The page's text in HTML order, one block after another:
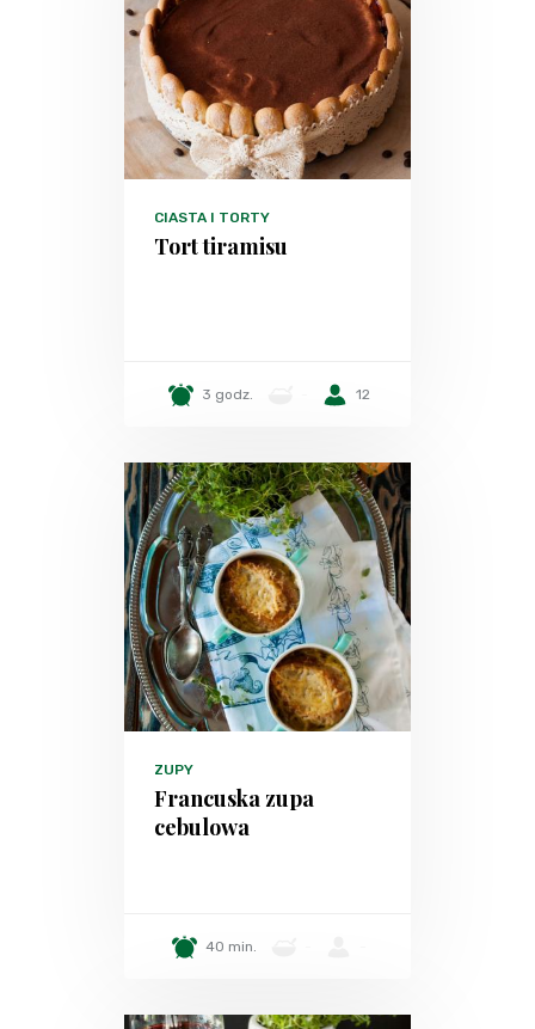
CIASTA I TORTY
Tort tiramisu
3 godz. 12
ZUPY
Francuska zupa
cebulowa
40 min.